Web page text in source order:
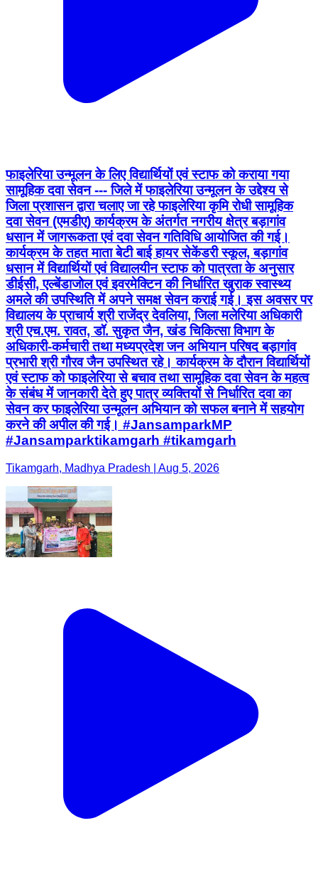
फाइलेरिया उन्मूलन के लिए विद्यार्थियों एवं स्टाफ को कराया गया
सामूहिक दवा सेवन --- जिले में फाइलेरिया उन्मूलन के उद्देश्य से
जिला प्रशासन द्वारा चलाए जा रहे फाइलेरिया कृमि रोधी सामूहिक
दवा सेवन (एमडीए) कार्यक्रम के अंतर्गत नगरीय क्षेत्र बड़ागांव
धसान में जागरूकता एवं दवा सेवन गतिविधि आयोजित की गई।
कार्यक्रम के तहत माता बेटी बाई हायर सेकेंडरी स्कूल, बड़ागांव
धसान में विद्यार्थियों एवं विद्यालयीन स्टाफ को पात्रता के अनुसार
डीईसी, एल्बेंडाजोल एवं इवरमेक्टिन की निर्धारित खुराक स्वास्थ्य
अमले की उपस्थिति में अपने समक्ष सेवन कराई गई। इस अवसर पर
विद्यालय के प्राचार्य श्री राजेंद्र देवलिया, जिला मलेरिया अधिकारी
श्री एच.एम. रावत, डॉ. सुकृत जैन, खंड चिकित्सा विभाग के
अधिकारी-कर्मचारी तथा मध्यप्रदेश जन अभियान परिषद बड़ागांव
प्रभारी श्री गौरव जैन उपस्थित रहे। कार्यक्रम के दौरान विद्यार्थियों
एवं स्टाफ को फाइलेरिया से बचाव तथा सामूहिक दवा सेवन के महत्व
के संबंध में जानकारी देते हुए पात्र व्यक्तियों से निर्धारित दवा का
सेवन कर फाइलेरिया उन्मूलन अभियान को सफल बनाने में सहयोग
करने की अपील की गई। #JansamparkMP
#Jansamparktikamgarh #tikamgarh
Tikamgarh, Madhya Pradesh | Aug 5, 2026